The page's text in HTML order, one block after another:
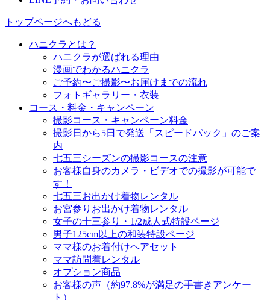
トップページへもどる
ハニクラとは？
ハニクラが選ばれる理由
漫画でわかるハニクラ
ご予約〜ご撮影〜お届けまでの流れ
フォトギャラリー・衣装
コース・料金・キャンペーン
撮影コース・キャンペーン料金
撮影日から5日で発送「スピードパック」のご案
内
七五三シーズンの撮影コースの注意
お客様自身のカメラ・ビデオでの撮影が可能で
す！
七五三お出かけ着物レンタル
お宮参りお出かけ着物レンタル
女子の十三参り・1/2成人式特設ページ
男子125cm以上の和装特設ページ
ママ様のお着付けヘアセット
ママ訪問着レンタル
オプション商品
お客様の声（約97.8%が満足の手書きアンケー
ト）